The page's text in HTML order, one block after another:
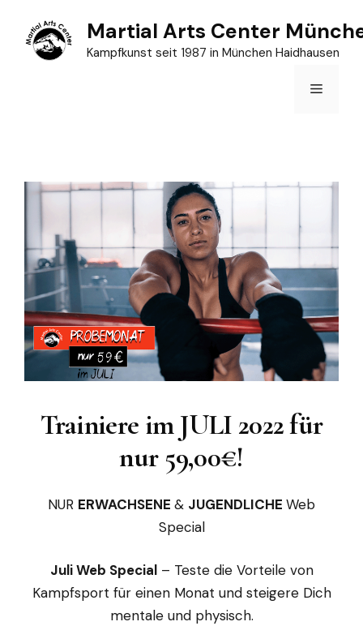
Inhalt
springen
Martial Arts Center
Kampfkunst seit 1987 in München Haidhausen
Menü
Trainiere im JULI 2022 für
nur 59,00€!
NUR ERWACHSENE & JUGENDLICHE Web
Special
Juli Web Special– Teste die Vorteile von
Kampfsport für einen Monat und steigere Dich
mentale und physisch.